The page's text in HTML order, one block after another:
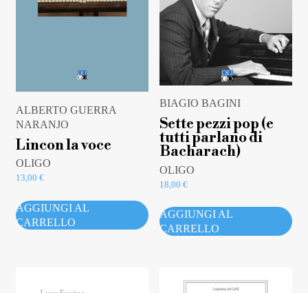
ALBERTO GUERRA
NARANJO
Lincon la voce
OLIGO
13,00 €
AGGIUNGI AL
CARRELLO
BIAGIO BAGINI
Sette pezzi pop (e
tutti parlano di
Bacharach)
OLIGO
18,00€
AGGIUNGI AL
CARRELLO